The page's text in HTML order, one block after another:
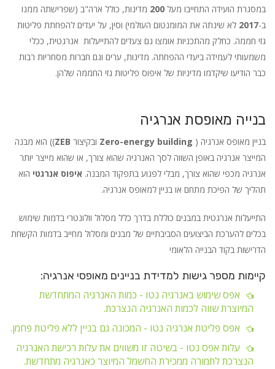
במסגרת הועידה התחייבו מעל 200 מדינות, כולל ארה"ב (שפרישתה ממנו
ב-2017 לא שינתה את המומנטום העולמי) וסין, על יעדים להפחתת פליטות
גזי חממה. כחלק מהתכניות אומצו גם צעדים להתייעלות אנרגטית, ככלי
משמעותי לעמידה ביעדי ההפחתה. מדינות, ערים וגם חברות מסחריות רבות
כבר הודיעו שיקדמו מדיניות של איפוס פליטות גזי החממה שלהן.
בנייה מאופסת אנרגיה
בניין מאופס אנרגיה ( Zero-energy building ובקיצור ZEB)) הוא מבנה
המייצר אנרגיה באופן השווה לסך האנרגיה שהוא צורך, או שהוא מייצר יותר
אנרגיה מכפי שהוא צורך, מבלי לפגוע בתפקוד המבנה. איפוס אנרגטי הוא
תהליך של הפיכת מתחם או בניין למאופס אנרגיה.
התייעלות אנרגטית במבנים כוללת בדרך כלל מסלול וולונטרי בדמות שימוש
בכלים להערכת הביצועים הסביבתיים של מבנים ומסלול מחייב בדמות הקשחת
הדרישות בקוד הבנייה הלאומי
קיימות מספר גישות למדידת בניינים מאופסי אנרגיה:
אפס שימוש באנרגיה נטו - כמות האנרגיה המתחדשת
המיוצרת שווה לכמות האנרגיה הנצרכת.
אפס פליטת אנרגיה נטו - המכונה גם בניין ללא פליטת פחמן.
עלות אפס נטו - בשיטה זו משווים את עלות רכישת האנרגיה
הנצרכת לתמורה ממכירת החשמל המיוצר כאנרגיה מתחדשת.